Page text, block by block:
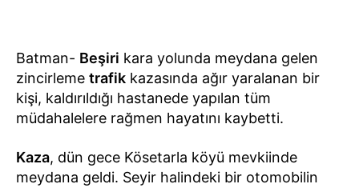
Batman- Beşiri kara yolunda meydana gelen
zincirleme trafik kazasında ağır yaralanan bir
kişi, kaldırıldığı hastanede yapılan tüm
müdahalelere rağmen hayatını kaybetti.
Kaza, dün gece Kösetarla köyü mevkiinde
meydana geldi. Seyir halindeki bir otomobilin